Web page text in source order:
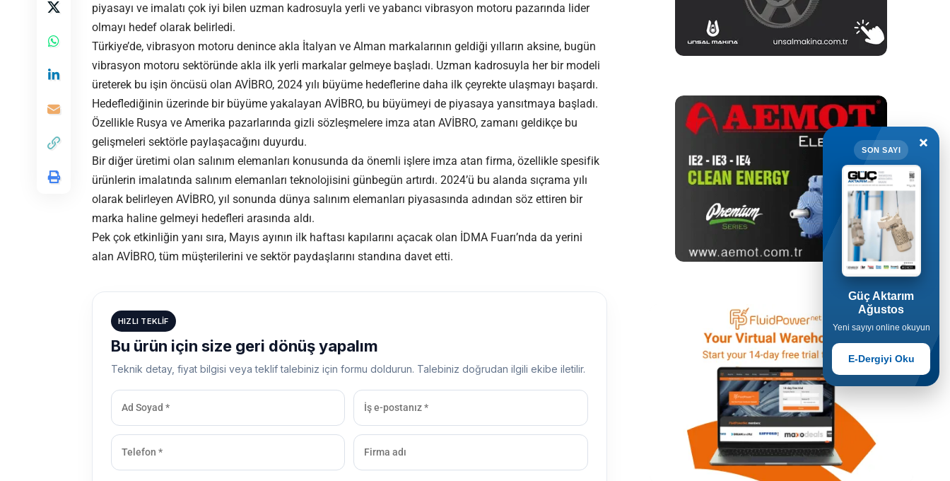
piyasayı ve imalatı çok iyi bilen uzman kadrosuyla yerli ve yabancı vibrasyon motoru pazarında lider
olmayı hedef olarak belirledi.
Türkiye’de, vibrasyon motoru denince akla İtalyan ve Alman markalarının geldiği yılların aksine, bugün
vibrasyon motoru sektöründe akla ilk yerli markalar gelmeye başladı. Uzman kadrosuyla her bir modeli
üreterek bu işin öncüsü olan AVİBRO, 2024 yılı büyüme hedeflerine daha ilk çeyrekte ulaşmayı başardı.
Hedeflediğinin üzerinde bir büyüme yakalayan AVİBRO, bu büyümeyi de piyasaya yansıtmaya başladı.
Özellikle Rusya ve Amerika pazarlarında gizli sözleşmelere imza atan AVİBRO, zamanı geldikçe bu
gelişmeleri sektörle paylaşacağını duyurdu.
Bir diğer üretimi olan salınım elemanları konusunda da önemli işlere imza atan firma, özellikle spesifik
ürünlerin imalatında salınım elemanları teknolojisini günbegün artırdı. 2024’ü bu alanda sıçrama yılı
olarak belirleyen AVİBRO, yıl sonunda dünya salınım elemanları piyasasında adından söz ettiren bir
marka haline gelmeyi hedefleri arasında aldı.
Pek çok etkinliğin yanı sıra, Mayıs ayının ilk haftası kapılarını açacak olan İDMA Fuarı’nda da yerini
alan AVİBRO, tüm müşterilerini ve sektör paydaşlarını standına davet etti.
HIZLI TEKLIF
Bu ürün için size geri dönüş yapalım
Teknik detay, fiyat bilgisi veya teklif talebiniz için formu doldurun. Talebiniz doğrudan ilgili ekibe iletilir.
×
SON SAYI
Güç Aktarım
Ağustos
Yeni sayıyı online okuyun
E-Dergiyi Oku